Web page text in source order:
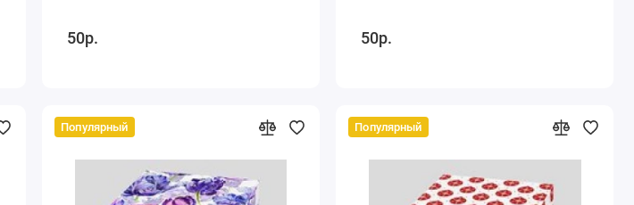
50р. 50р.
Популярный Популярный